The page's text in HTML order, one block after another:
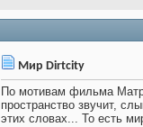
Мир Dirtcity
По мотивам фильма
пространство звучит,
этих словах... То есть